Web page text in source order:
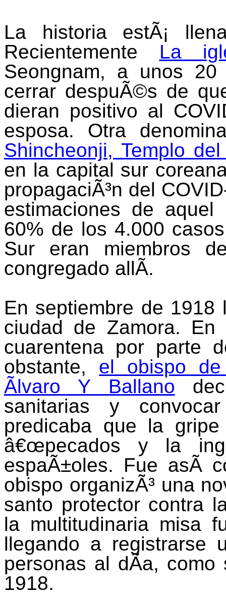
La historia estÃ¡
Recientemente La
Seongnam, a unos
cerrar despuÃ©s de
dieran positivo al
esposa. Otra
Shincheonji, Templo
en la capital sur
propagaciÃ³n del
estimaciones de
60% de los 4.000
Sur eran miembros
congregado allÃ­.
En septiembre de 1918
ciudad de Zamora. En
cuarentena por parte
obstante, el obispo
Ãlvaro Y Ballano
sanitarias y
predicaba que la
â€œpecados y la
espaÃ±oles. Fue asÃ­
obispo organizÃ³ una
santo protector contra
la multitudinaria misa
llegando a registrarse
personas al dÃ­a, como
1918.